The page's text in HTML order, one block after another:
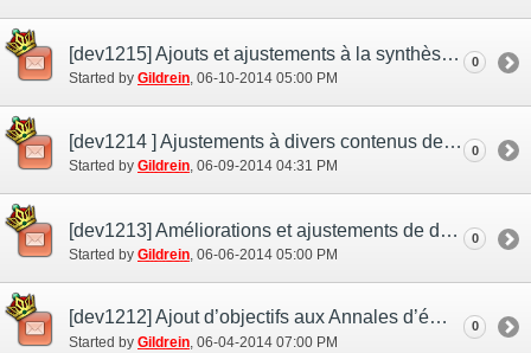
[dev1215] Ajouts et ajustements à la synthèse
Started by Gildrein‎, 06-10-2014 05:00 PM
0
[dev1214 ] Ajustements à divers contenus de combats
Started by Gildrein‎, 06-09-2014 04:31 PM
0
[dev1213] Améliorations et ajustements de divers contenus
Started by Gildrein ‎, 06-06-2014 05:00 PM
0
[dev1212] Ajout d’objectifs aux Annales d’éminence
Started by Gildrein‎, 06-04-2014 07:00 PM
0